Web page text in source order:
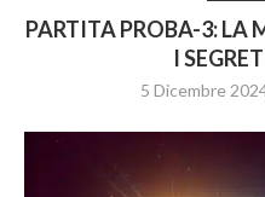
PARTITA PROBA-3: LA
I
5 Dicembre